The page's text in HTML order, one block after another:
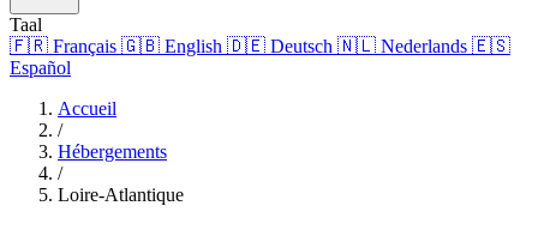
Taal
🇫🇷 Français 🇬🇧 English 🇩🇪 Deutsch 🇳🇱 Nederlands 🇪🇸
Español
Accueil
/
Hébergements
/
Loire-Atlantique